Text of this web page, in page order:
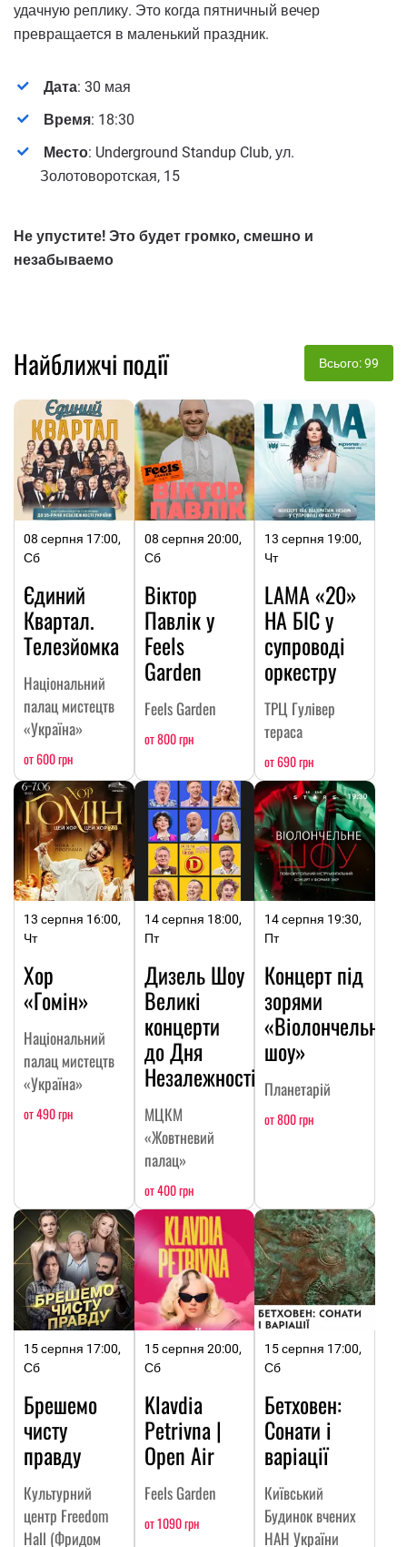
удачную реплику. Это когда пятничный вечер
превращается в маленький праздник.
Дата: 30 мая
Время: 18:30
Место: Underground Standup Club, ул.
Золотоворотская, 15
Не упустите! Это будет громко, смешно и
незабываемо
Найближчі події Всього: 99
08 серпня 17:00,
Сб
Єдиний
Квартал.
Телезйомка
Національний
палац мистецтв
«Україна»
от 600 грн
08 серпня 20:00,
Сб
Віктор
Павлік у
Feels
Garden
Feels Garden
от 800 грн
13 серпня 19:00,
Чт
LAMA «20»
НА БІС у
супроводі
оркестру
ТРЦ Гулівер
тераса
от 690 грн
13 серпня 16:00,
Чт
Хор
«Гомін»
Національний
палац мистецтв
«Україна»
от 490 грн
14 серпня 18:00,
Пт
Дизель Шоу
Великі
концерти
до Дня
Незалежності
МЦКМ
«Жовтневий
палац»
от 400 грн
14 серпня 19:30,
Пт
Концерт під
зорями
«Віолончельне
шоу»
Планетарій
от 800 грн
15 серпня 17:00,
Сб
Брешемо
чисту
правду
Культурний
центр Freedom
Hall (Фридом
15 серпня 20:00,
Сб
Klavdia
Petrivna |
Open Air
Feels Garden
от 1090 грн
15 серпня 17:00,
Сб
Бетховен:
Сонати і
варіації
Київський
Будинок вчених
НАН України